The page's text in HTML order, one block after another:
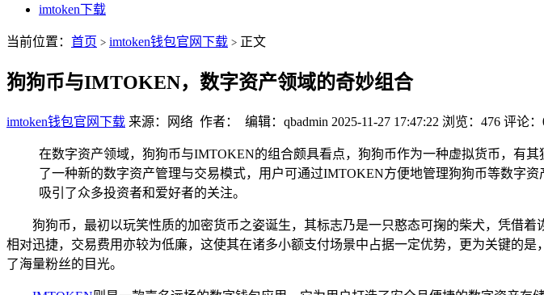
imtoken下载
当前位置： 首页 > imtoken钱包官网下载 > 正文
狗狗币与IMTOKEN，数字资产领域的奇妙组合
imtoken钱包官网下载 来源：网络 作者： 编辑：qbadmin 2025-11-27 17:47:22 浏览：476 评论：
在数字资产领域，狗狗币与IMTOKEN的组合颇具看点，狗狗币作为一种虚拟货币，有其
了一种新的数字资产管理与交易模式，用户可通过IMTOKEN方便地管理狗狗币等数字
吸引了众多投资者和爱好者的关注。
狗狗币，最初以玩笑性质的加密货币之姿诞生，其标志乃是一只憨态可掬的柴犬，凭借
相对迅捷，交易费用亦较为低廉，这使其在诸多小额支付场景中占据一定优势，更为关键的
了海量粉丝的目光。